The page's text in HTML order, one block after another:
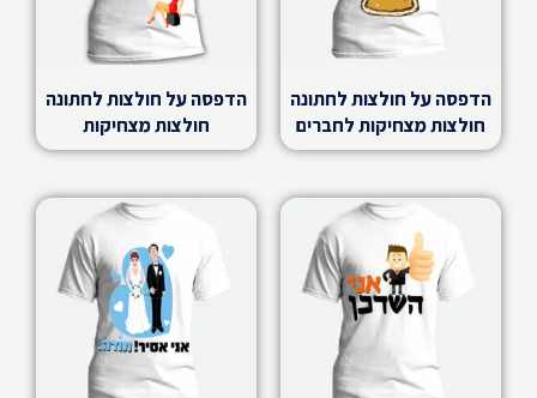
הדפסה על חולצות לחתונה
חולצות מצחיקות לחברים
הדפסה על חולצות לחתונה
חולצות מצחיקות